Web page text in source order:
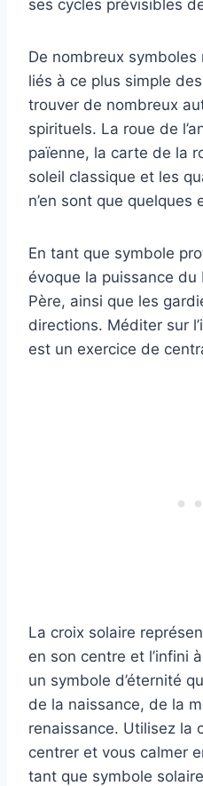
ses cycles prévisibles
De nombreux
liés à ce plus simple
trouver de nombreux
spirituels. La roue de
païenne, la carte de la
soleil classique et les
n’en sont que quelques
En tant que symbole
évoque la puissance
Père, ainsi que les
directions. Méditer sur
est un exercice de
La croix solaire
en son centre et l’infini
un symbole d’éternité
de la naissance, de la
renaissance. Utilisez la
centrer et vous calmer
tant que symbole